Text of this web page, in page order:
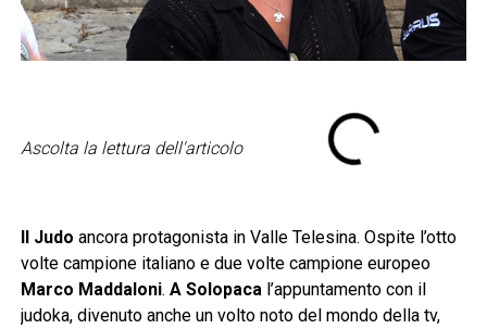
Ascolta la lettura dell'articolo
Il Judo ancora protagonista in Valle Telesina. Ospite l’otto
volte campione italiano e due volte campione europeo
Marco Maddaloni. A Solopaca l’appuntamento con il
judoka, divenuto anche un volto noto del mondo della tv,